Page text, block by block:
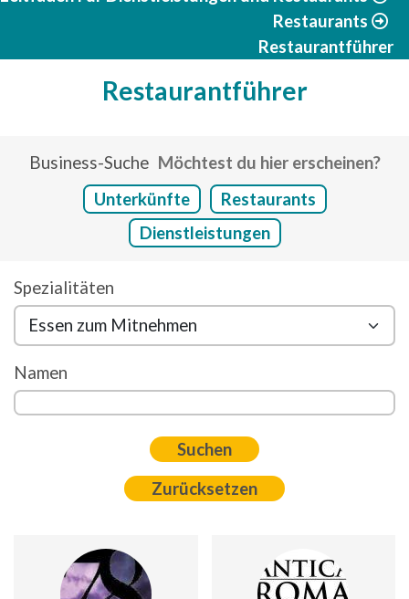
Restaurants
Restaurantführer
Restaurantführer
Business-Suche Möchtest du hier erscheinen?
Unterkünfte
Restaurants
Dienstleistungen
Spezialitäten
Namen